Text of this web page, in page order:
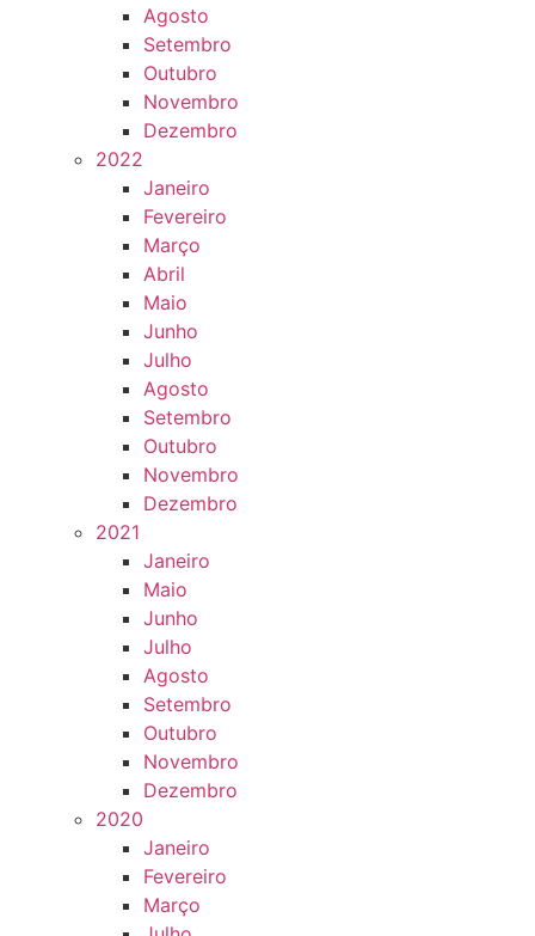
Agosto
Setembro
Outubro
Novembro
Dezembro
2022
Janeiro
Fevereiro
Março
Abril
Maio
Junho
Julho
Agosto
Setembro
Outubro
Novembro
Dezembro
2021
Janeiro
Maio
Junho
Julho
Agosto
Setembro
Outubro
Novembro
Dezembro
2020
Janeiro
Fevereiro
Março